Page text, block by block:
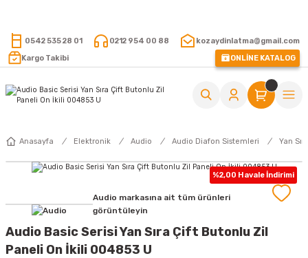
0542 535 28 01 0212 954 00 88
kozaydinlatma@gmail.com
Kargo Takibi
ONLİNE KATALOG
Anasayfa Elektronik Audio Audio Diafon Sistemleri Yan
%2,00 Havale İndirimi
Audio markasına ait tüm ürünleri
görüntüleyin
Audio Basic Serisi Yan Sıra Çift Butonlu Zil
Paneli On İkili 004853 U